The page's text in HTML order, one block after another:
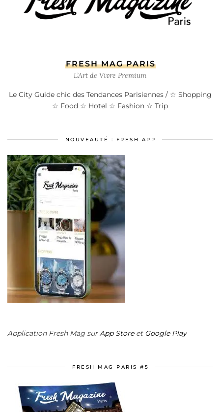
FRESH MAG PARIS
L’Art de Vivre Premium
Le City Guide chic des Tendances Parisiennes / ☆ Shopping
☆ Food ☆ Hotel ☆ Fashion ☆ Trip
NOUVEAUTÉ : FRESH APP
Application Fresh Mag surApp Storeet Google Play
FRESH MAG PARIS #5